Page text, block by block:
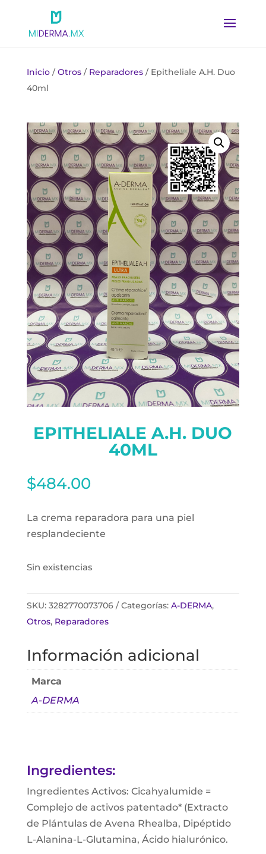
Inicio/Otros/ Reparadores/ Epitheliale A.H. Duo
40ml
EPITHELIALE A.H. DUO
40ML
$484.00
La crema reparadora para una piel
resplandeciente
Sin existencias
SKU: 3282770073706 Categorías: A-DERMA,
Otros, Reparadores
Información adicional
Marca
A-DERMA
Ingredientes:
Ingredientes Activos: Cicahyalumide =
Complejo de activos patentado* (Extracto
de Plántulas de Avena Rhealba, Dipéptido
L-Alanina-L-Glutamina, Ácido hialurónico.